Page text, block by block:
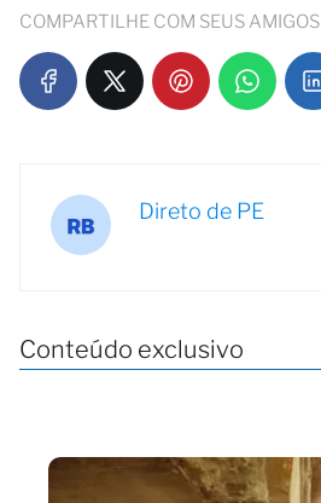
COMPARTILHE COM SEUS AMIGOS
Direto de PE
Conteúdo exclusivo